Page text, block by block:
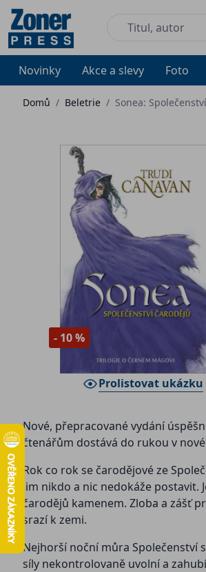
Novinky Akce a slevy Foto
Domů / Beletrie / Sonea:
- 10 %
Prolistovat ukázku
Nové, přepracované vydání
čtenářům dostává do rukou v
Rok co rok se čarodějové ze
jim nikdo a nic nedokáže
čarodějů kamenem. Zloba a zášť
srazí k zemi.
Nejhorší noční můra Společenství
síly nekontrolovaně uvolní a